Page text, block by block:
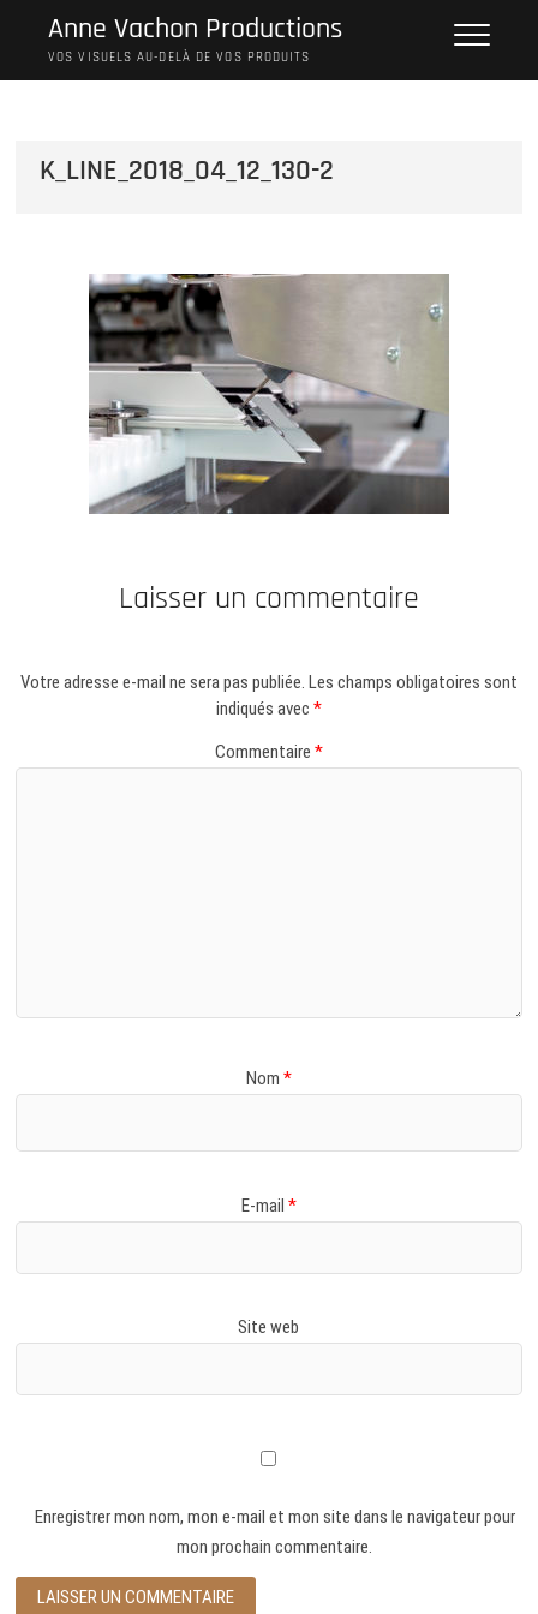
content
Anne Vachon Productions
VOS VISUELS AU-DELÀ DE VOS PRODUITS
K_LINE_2018_04_12_130-2
Laisser un commentaire
Votre adresse e-mail ne sera pas publiée. Les champs obligatoires sont
indiqués avec *
Commentaire *
Nom *
E-mail *
Site web
Enregistrer mon nom, mon e-mail et mon site dans le navigateur pour
mon prochain commentaire.